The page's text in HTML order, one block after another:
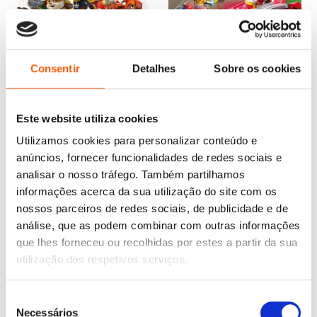
Consentir Detalhes Sobre os cookies
Este website utiliza cookies
Utilizamos cookies para personalizar conteúdo e
anúncios, fornecer funcionalidades de redes sociais e
analisar o nosso tráfego. Também partilhamos
informações acerca da sua utilização do site com os
nossos parceiros de redes sociais, de publicidade e de
análise, que as podem combinar com outras informações
que lhes forneceu ou recolhidas por estes a partir da sua
utilização dos respetivos serviços.
Necessários
10,95€O
9,85€O
atual
(Patrulha Pata)
Nickelodeon
preçopreço
Partida, largada, resgate!